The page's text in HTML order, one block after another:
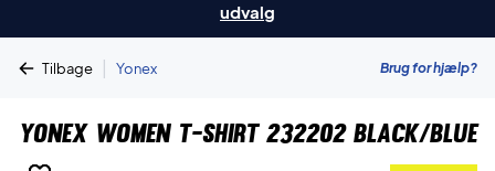
udvalg
Tilbage | Yonex Brug for hjælp?
Yonex Women T-shirt 232202 Black/Blue